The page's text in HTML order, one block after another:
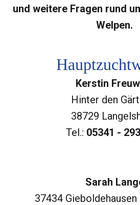
und weitere Fragen rund
Welpen.
Kerstin
Hinter den
38729
Tel.: 05341 -
Sarah
37434